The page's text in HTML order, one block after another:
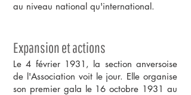
au niveau national qu'international.
Expansion et actions
Le 4 février 1931, la section anversoise
de l'Association voit le jour. Elle organise
son premier gala le 16 octobre 1931 au